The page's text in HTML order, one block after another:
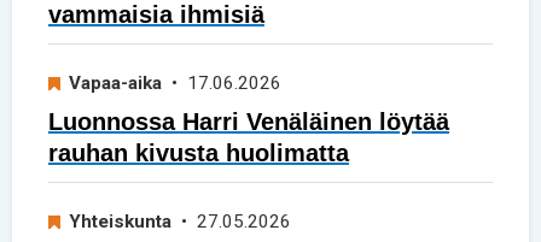
vammaisia ihmisiä
Vapaa-aika • 17.06.2026
Luonnossa Harri Venäläinen löytää
rauhan kivusta huolimatta
Yhteiskunta • 27.05.2026